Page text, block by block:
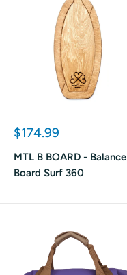
Prix
$174.99
MTL B BOARD - Balance
Board Surf 360